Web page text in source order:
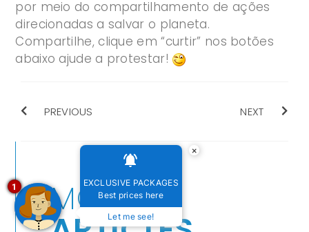
por meio do compartilhamento de ações
direcionadas a salvar o planeta.
Compartilhe, clique em “curtir” nos botões
abaixo ajude a protestar!
PREVIOUS NEXT
MORE
×
EXCLUSIVE PACKAGES
Best prices here
Let me see!
1